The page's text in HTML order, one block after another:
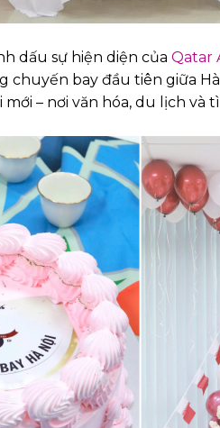
dấu sự hiện diện của Qatar
bay đầu tiên giữa Hà
– nơi văn hóa, du lịch